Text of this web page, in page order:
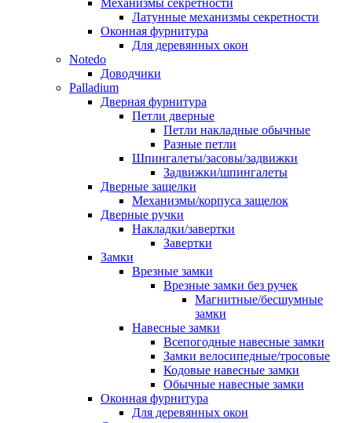
Механизмы секретности
Латунные механизмы секретности
Оконная фурнитура
Для деревянных окон
Notedo
Доводчики
Palladium
Дверная фурнитура
Петли дверные
Петли накладные обычные
Разные петли
Шпингалеты/засовы/задвижки
Задвижки/шпингалеты
Дверные защелки
Механизмы/корпуса защелок
Дверные ручки
Накладки/завертки
Завертки
Замки
Врезные замки
Врезные замки без ручек
Магнитные/бесшумные
замки
Навесные замки
Всепогодные навесные замки
Замки велосипедные/тросовые
Кодовые навесные замки
Обычные навесные замки
Оконная фурнитура
Для деревянных окон